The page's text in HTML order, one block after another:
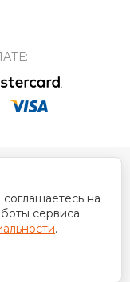
на
сервиса.
.